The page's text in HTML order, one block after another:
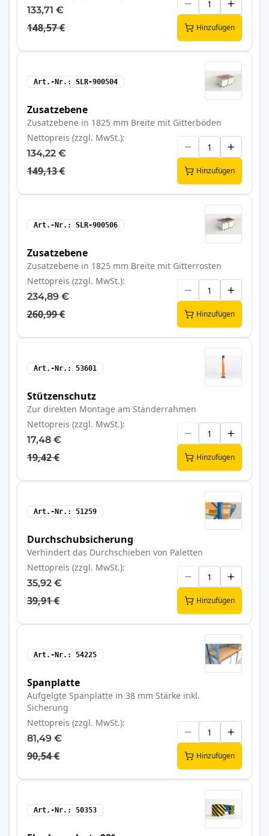
133,71 €
148,57 € Hinzufügen
Art.-Nr. SLR-900504
Zusatzebene
Zusatzebene in 1825 mm Breite mit Gitterböden
Nettopreis (zzgl. MwSt.)
134,22 €
149,13 € Hinzufügen
Art.-Nr. SLR-900506
Zusatzebene
Zusatzebene in 1825 mm Breite mit Gitterrosten
Nettopreis (zzgl. MwSt.)
234,89 €
260,99 € Hinzufügen
Art.-Nr. 53601
Stützenschutz
Zur direkten Montage am Ständerrahmen
Nettopreis (zzgl. MwSt.)
17,48 €
19,42 € Hinzufügen
Art.-Nr. 51259
Durchschubsicherung
Verhindert das Durchschieben von Paletten
Nettopreis (zzgl. MwSt.)
35,92 €
39,91 € Hinzufügen
Art.-Nr. 54225
Spanplatte
Aufgelgte Spanplatte in 38 mm Stärke inkl.
Sicherung
Nettopreis (zzgl. MwSt.)
81,49 €
90,54 € Hinzufügen
Art.-Nr. 50353